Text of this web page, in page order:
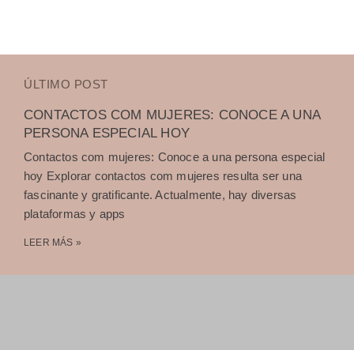
ÚLTIMO POST
CONTACTOS COM MUJERES: CONOCE A UNA
PERSONA ESPECIAL HOY
Contactos com mujeres: Conoce a una persona especial
hoy Explorar contactos com mujeres resulta ser una
fascinante y gratificante. Actualmente, hay diversas
plataformas y apps
LEER MÁS »